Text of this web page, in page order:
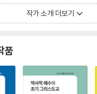
Associ­ation of America,
Biblical Literature, 2002)의 회
즈(An­chor Yale Bible Series)
이 넘는 논문/학술서 및 대중서
는 Between Athens and
Diaspora (1983); Daniel
작가 소개 더보기
품